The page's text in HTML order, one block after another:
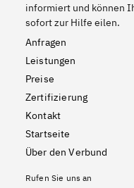
informiert und können
sofort zur Hilfe eilen.
Anfragen
Leistungen
Preise
Zertifizierung
Kontakt
Startseite
Über den Verbund
Rufen Sie uns an